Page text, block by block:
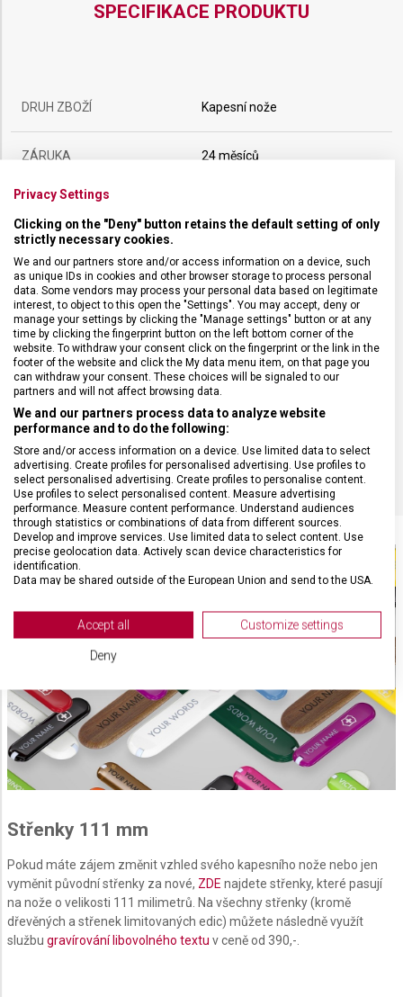
SPECIFIKACE PRODUKTU
DRUH ZBOŽÍ Kapesní nože
ZÁRUKA 24 měsíců
HMOTNOST
POČET FUNKCÍ 21
VELIKOST 11,1 x 2,9 cm
MATERIÁL Polyamid
BARVA Červená
Střenky 111 mm
Pokud máte zájem změnit vzhled svého kapesního nože nebo jen
vyměnit původní střenky za nové, ZDE najdete střenky, které pasují
na nože o velikosti 111 milimetrů. Na všechny střenky (kromě
dřevěných a střenek limitovaných edic) můžete následně využít
službu gravírování libovolného textu v ceně od 390,-.
Privacy Settings
Clicking on the "Deny" button retains the default setting of only
strictly necessary cookies.
We and our partners store and/or access information on a device, such
as unique IDs in cookies and other browser storage to process personal
data. Some vendors may process your personal data based on legitimate
interest, to object to this open the "Settings". You may accept, deny or
manage your settings by clicking the "Manage settings" button or at any
time by clicking the fingerprint button on the left bottom corner of the
website. To withdraw your consent click on the fingerprint or the link in the
footer of the website and click the My data menu item, on that page you
can withdraw your consent. These choices will be signaled to our
partners and will not affect browsing data.
We and our partners process data to analyze website
performance and to do the following:
Store and/or access information on a device. Use limited data to select
advertising. Create profiles for personalised advertising. Use profiles to
select personalised advertising. Create profiles to personalise content.
Use profiles to select personalised content. Measure advertising
performance. Measure content performance. Understand audiences
through statistics or combinations of data from different sources.
Develop and improve services. Use limited data to select content. Use
precise geolocation data. Actively scan device characteristics for
identification.
Data may be shared outside of the European Union and send to the USA.
View Partner List (2 IAB Vendors)
We use your data for the following purposes:
Store and/or access information on a device
Use limited data to select advertising
Create profiles for personalised advertising
advertising
Create profiles to personalise content
Use profiles to select personalised content
Measure advertising performance
Accept all Customize settings
Deny